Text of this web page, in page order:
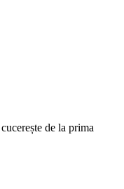
de la prima